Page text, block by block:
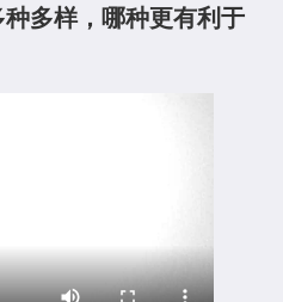
多样，哪种更有利于